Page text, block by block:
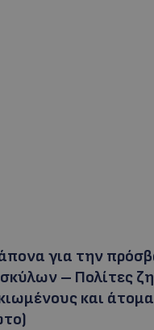
για την
– Πολίτες
και